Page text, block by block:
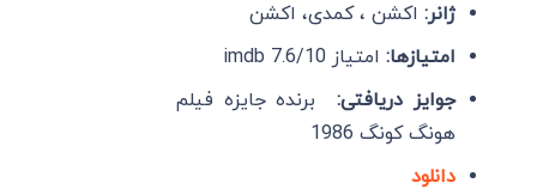
ژانر: اکشن ، کمدی، اکشن
امتیازها: امتیاز imdb 7.6/10
جوایز دریافتی: برنده جایزه فیلم
هونگ کونگ 1986
دانلود